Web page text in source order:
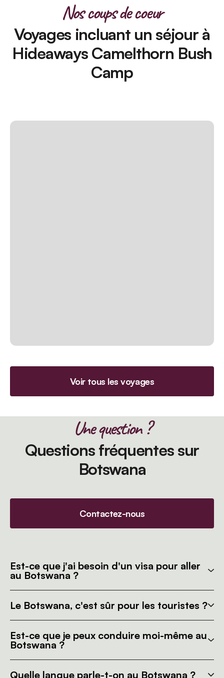
Nos coups de coeur
Voyages incluant un séjour à
Hideaways Camelthorn Bush
Camp
Voir tous les voyages
Une question ?
Questions fréquentes sur
Botswana
Contactez-nous
Est-ce que j'ai besoin d'un visa pour aller
au Botswana ?
Le Botswana, c'est sûr pour les touristes ?
Est-ce que je peux conduire moi-même au
Botswana ?
Quelle langue parle-t-on au Botswana ?